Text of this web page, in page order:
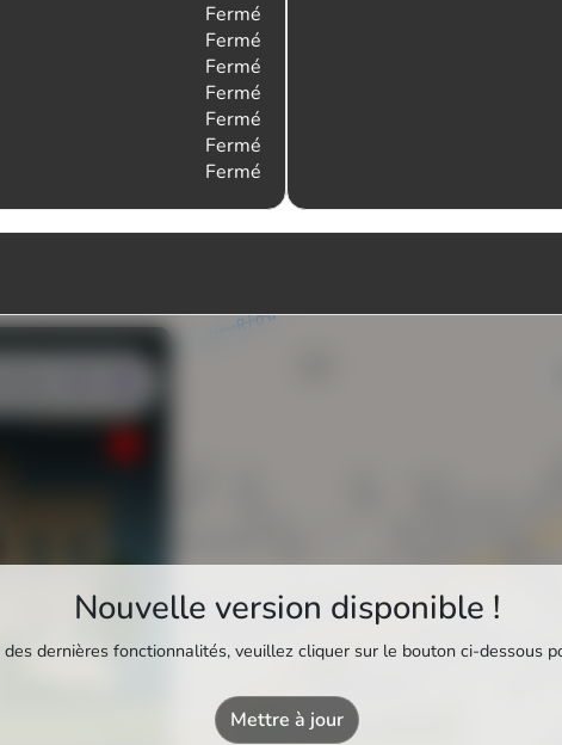
Fermé
Fermé
Fermé
Fermé
Fermé
Fermé
Fermé